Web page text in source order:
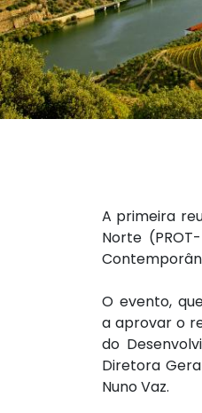
A primeira
Norte
O evento,
a aprovar o
do
Diretora
Nuno Vaz.